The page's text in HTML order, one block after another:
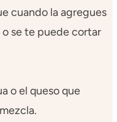
cuando la agregues
se te puede cortar
o el queso que